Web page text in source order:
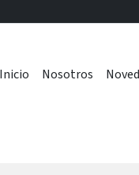
Inicio Nosotros